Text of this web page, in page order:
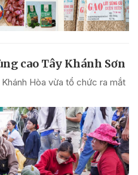
cao Tây Khánh Sơn
Hòa vừa tổ chức ra mắt